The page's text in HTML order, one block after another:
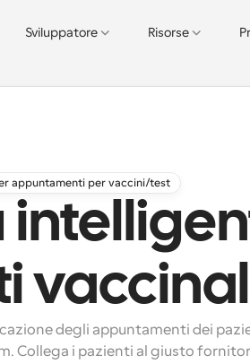
Sviluppatore Risorse
appuntamenti per vaccini/test
degli appuntamenti dei
Collega i pazienti al giusto